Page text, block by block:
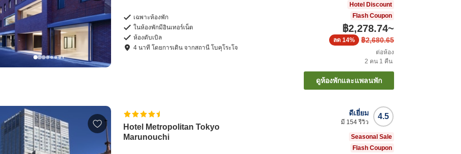
เฉพาะห้องพัก
ในห้องพักมีอินเทอร์เน็ต
ห้องดับเบิล
4 นาที โดยการเดิน จากสถานี โบคุโระโจ
Hotel Discount
Flash Coupon
฿2,278.74~
฿2,680.65
ลด 14%
ต่อห้อง
2 คน 1 คืน
ดูห้องพักและแพลนพัก
Hotel Metropolitan Tokyo
Marunouchi
4.5
ดีเยี่ยม
มี 154รีวิว
Seasonal Sale
Flash Coupon